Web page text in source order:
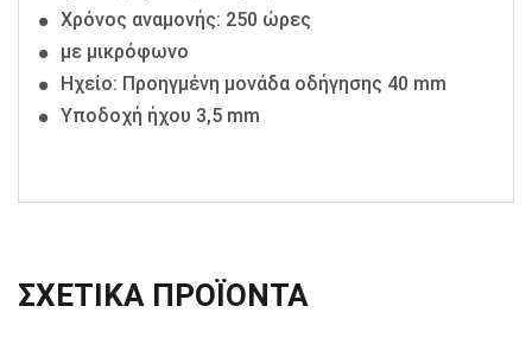
Χρόνος αναμονής: 250 ώρες
με μικρόφωνο
Ηχείο: Προηγμένη μονάδα οδήγησης 40 mm
Υποδοχή ήχου 3,5 mm
ΣΧΕΤΙΚΆ ΠΡΟΪΌΝΤΑ